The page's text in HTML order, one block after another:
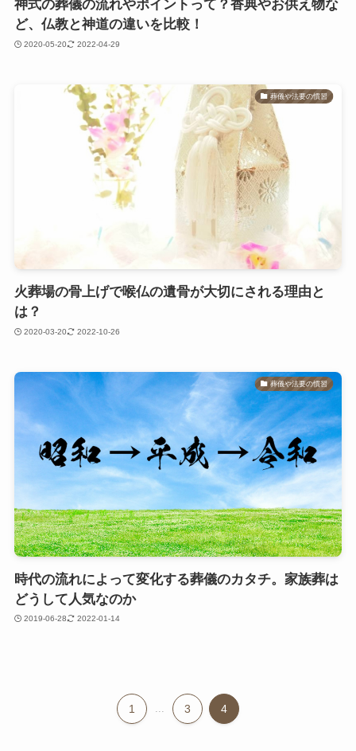
神式の葬儀の流れやポイントって？香典やお供え物な
ど、仏教と神道の違いを比較！
2020-05-20 2022-04-29
葬儀や法要の慣習
火葬場の骨上げで喉仏の遺骨が大切にされる理由と
は？
2020-03-20 2022-10-26
葬儀や法要の慣習
時代の流れによって変化する葬儀のカタチ。家族葬は
どうして人気なのか
2019-06-28 2022-01-14
1 3 4